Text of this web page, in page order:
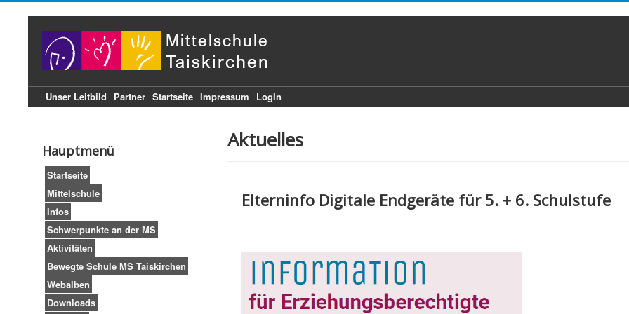
Unser Leitbild Partner Startseite Impressum LogIn
Hauptmenü
Startseite
Mittelschule
Infos
Schwerpunkte an der MS
Aktivitäten
Bewegte Schule MS Taiskirchen
Webalben
Downloads
Aktuelles
Elterninfo Digitale Endgeräte für 5. + 6. Schulstufe